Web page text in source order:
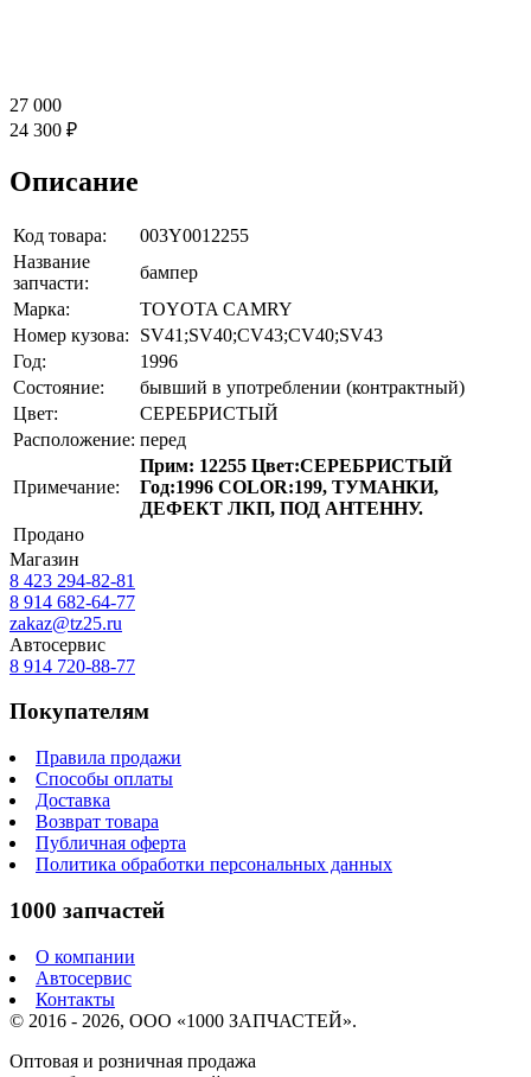
27 000
24 300 ₽
Описание
Код товара:
003Y0012255
Название
запчасти:
бампер
Марка:
TOYOTA CAMRY
Номер кузова:
SV41;SV40;CV43;CV40;SV43
Год:
1996
Состояние:
бывший в употреблении (контрактный)
Цвет:
СЕРЕБРИСТЫЙ
Расположение: перед
Примечание:
Прим: 12255 Цвет:СЕРЕБРИСТЫЙ
Год:1996 COLOR:199, ТУМАНКИ,
ДЕФЕКТ ЛКП, ПОД АНТЕННУ.
Продано
Магазин
8 423 294-82-81
8 914 682-64-77
zakaz@tz25.ru
Автосервис
8 914 720-88-77
Покупателям
Правила продажи
Способы оплаты
Доставка
Возврат товара
Публичная оферта
Политика обработки персональных данных
1000 запчастей
О компании
Автосервис
Контакты
© 2016 - 2026, ООО «1000 ЗАПЧАСТЕЙ».
Оптовая и розничная продажа